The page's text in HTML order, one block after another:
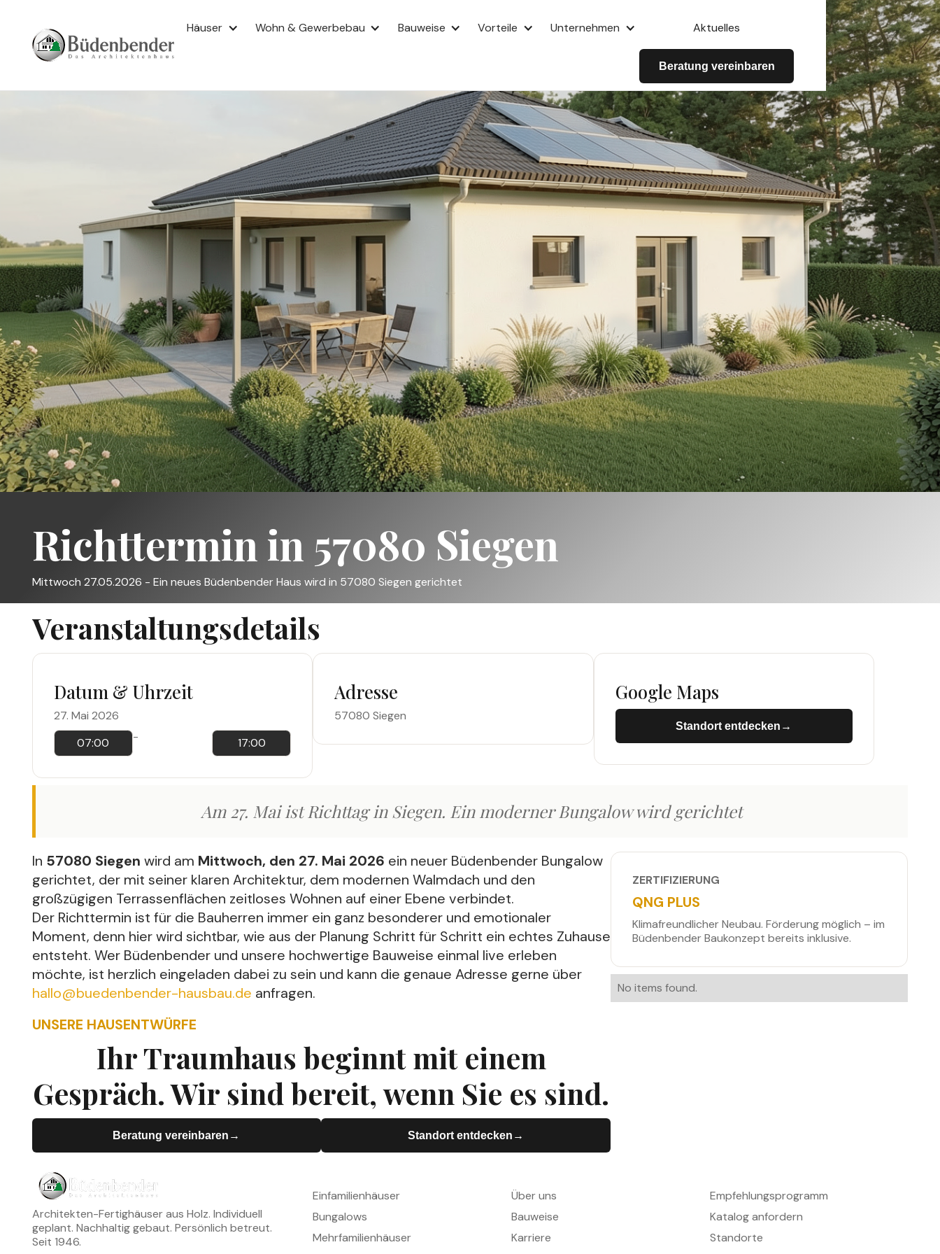
Häuser Wohn & Gewerbebau Bauweise Vorteile Unternehmen Aktuelles
Beratung vereinbaren
Richttermin in 57080 Siegen
Mittwoch 27.05.2026 - Ein neues Büdenbender Haus wird in 57080 Siegen gerichtet
Veranstaltungsdetails
Datum & Uhrzeit
27. Mai 2026
07:00
- 17:00
Adresse
57080 Siegen
Google Maps
Standort entdecken
→ →
Am 27. Mai ist Richttag in Siegen. Ein moderner Bungalow wird gerichtet
In 57080 Siegen wird am Mittwoch, den 27. Mai 2026 ein neuer Büdenbender Bungalow
gerichtet, der mit seiner klaren Architektur, dem modernen Walmdach und den
großzügigen Terrassenflächen zeitloses Wohnen auf einer Ebene verbindet.
Der Richttermin ist für die Bauherren immer ein ganz besonderer und emotionaler
Moment, denn hier wird sichtbar, wie aus der Planung Schritt für Schritt ein echtes Zuhause
entsteht. Wer Büdenbender und unsere hochwertige Bauweise einmal live erleben
möchte, ist herzlich eingeladen dabei zu sein und kann die genaue Adresse gerne über
hallo@buedenbender-hausbau.de anfragen.
ZERTIFIZIERUNG
QNG PLUS
Klimafreundlicher Neubau. Förderung möglich – im
Büdenbender Baukonzept bereits inklusive.
No items found.
UNSERE HAUSENTWÜRFE
Ihr Traumhaus beginnt mit einem
Gespräch. Wir sind bereit, wenn Sie es sind.
Beratung vereinbaren
→ → Standort entdecken
→ →
Architekten-Fertighäuser aus Holz. Individuell
geplant. Nachhaltig gebaut. Persönlich betreut.
Seit 1946.
Einfamilienhäuser
Bungalows
Mehrfamilienhäuser
Über uns
Bauweise
Karriere
Empfehlungsprogramm
Katalog anfordern
Standorte